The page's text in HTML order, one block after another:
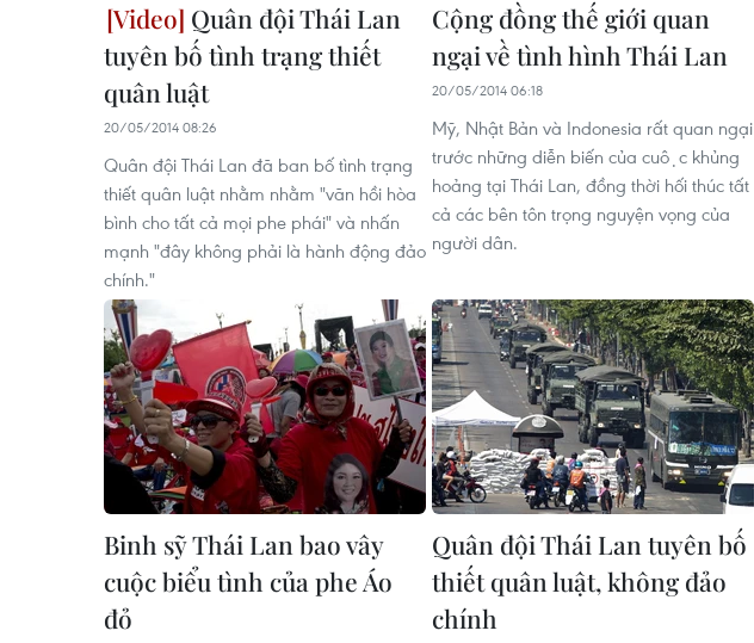
Quân đội Thái Lan
tuyên bố tình trạng thiết
quân luật
20/05/2014 08:26
Quân đội Thái Lan đã ban bố tình trạng
thiết quân luật nhằm nhằm "vãn hồi hòa
bình cho tất cả mọi phe phái" và nhấn
mạnh "đây không phải là hành động đảo
chính."
Cộng đồng thế giới quan
ngại về tình hình Thái Lan
20/05/2014 06:18
Mỹ, Nhật Bản và Indonesia rất quan ngại
trước những diễn biến của cuộc khủng
hoảng tại Thái Lan, đồng thời hối thúc tất
cả các bên tôn trọng nguyện vọng của
người dân.
Binh sỹ Thái Lan bao vây
cuộc biểu tình của phe Áo
đỏ
Quân đội Thái Lan tuyên bố
thiết quân luật, không đảo
chính